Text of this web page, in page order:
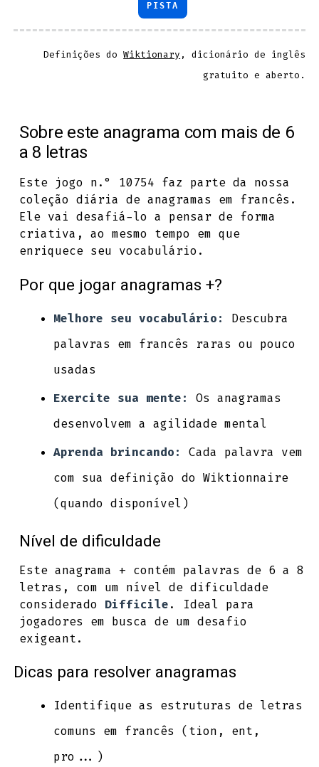
PISTA
Definições doWiktionary , dicionário de inglês
gratuito e aberto.
Sobre este anagrama com mais de 6
a 8 letras
Este jogo n.° 10754 faz parte da nossa
coleção diária de anagramas em francês.
Ele vai desafiá-lo a pensar de forma
criativa, ao mesmo tempo em que
enriquece seu vocabulário.
Por que jogar anagramas +?
Melhore seu vocabulário:
Descubra
palavras em francês raras ou pouco
usadas
Exercite sua mente:
Os anagramas
desenvolvem a agilidade mental
Aprenda brincando:
Cada palavra vem
com sua definição do Wiktionnaire
(quando disponível)
Nível de dificuldade
Este anagrama + contém palavras de 6 a 8
letras, com um nível de dificuldade
considerado Difficile. Ideal para
jogadores em busca de um desafio
exigeant.
Dicas para resolver anagramas
Identifique as estruturas de letras
comuns em francês (tion, ent,
pro...)